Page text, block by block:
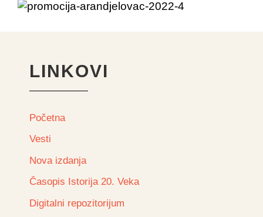
LINKOVI
Početna
Vesti
Nova izdanja
Časopis Istorija 20. Veka
Digitalni repozitorijum